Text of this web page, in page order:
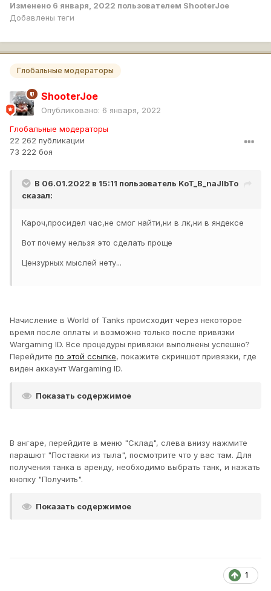
Изменено 6 января, 2022 пользователем ShooterJoe
Добавлены теги
Глобальные модераторы
ShooterJoe
Опубликовано: 6 января, 2022
Глобальные модераторы
22 262 публикации
73 222 боя
В 06.01.2022 в 15:11 пользователь KoT_B_naJlbTo
сказал:
Кароч,просидел час,не смог найти,ни в лк,ни в яндексе
Вот почему нельзя это сделать проще
Цензурных мыслей нету...
Начисление в World of Tanks происходит через некоторое
время после оплаты и возможно только после привязки
Wargaming ID. Все процедуры привязки выполнены успешно?
Перейдите по этой ссылке, покажите скриншот привязки, где
виден аккаунт Wargaming ID.
Показать содержимое
В ангаре, перейдите в меню "Склад", слева внизу нажмите
парашют "Поставки из тыла", посмотрите что у вас там. Для
получения танка в аренду, необходимо выбрать танк, и нажать
кнопку "Получить".
Показать содержимое
1